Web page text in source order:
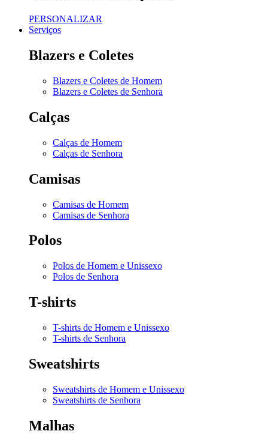
PERSONALIZAR
Serviços
Blazers e Coletes
Blazers e Coletes de Homem
Blazers e Coletes de Senhora
Calças
Calças de Homem
Calças de Senhora
Camisas
Camisas de Homem
Camisas de Senhora
Polos
Polos de Homem e Unissexo
Polos de Senhora
T-shirts
T-shirts de Homem e Unissexo
T-shirts de Senhora
Sweatshirts
Sweatshirts de Homem e Unissexo
Sweatshirts de Senhora
Malhas